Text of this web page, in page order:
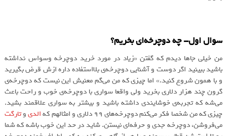
سوال اول- چه دوچرخه‌ای بخریم؟
من خیلی جاها دیدم که گفتن «زیاد در مورد خرید دوچرخه وسواس نداشته
باشید ببینید اگر دوست و آشنایی دوچرخه‌ی بلااستفاده داره ازش قرض بگیرید
و با همون شروع کنید.» اما چیزی که من می‌گم معنیش این نیست که دوچرخه‌ی
گرون چند هزار دلاری بخرید ولی واقعا سواری با دوچرخه‌ی خوب و راحت باعث
می‌شه که تجربه‌ی خوشایندی داشته باشید و بیشتر به سواری علاقمند بشید.
چیزی که من شخصا فکر می‌کنم دوچرخه‌های ۹۹ دلاری و امثالهم که
الدیوتارگت
می‌فروشن، دوچرخه جدی و حرفه‌ای نیستن. شاید در حد این خوب باشه که شما